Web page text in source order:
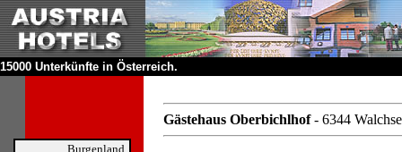
15000 Unterkünfte in Österreich.
Burgenland
Gästehaus Oberbichlhof- 6344